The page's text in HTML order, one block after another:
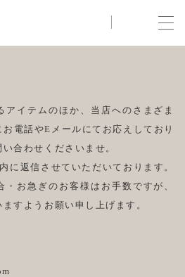
View Cart
アイテムのほか、当店へのさまざま
電話やEメールにてお応えしており
合わせくださいませ。
に返信させていただいております。
・お急ぎのお客様はお手数ですが、
すようお願い申し上げます。